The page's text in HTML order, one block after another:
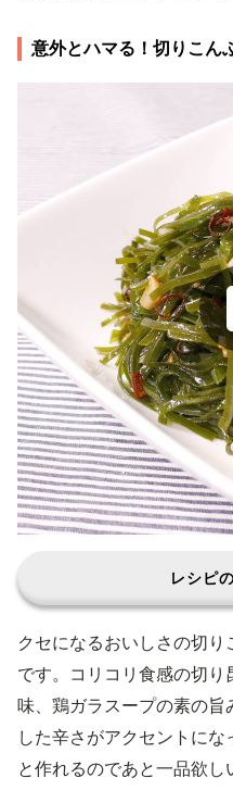
意外とハマる！切りこん
レシピ
クセになるおいしさの切
です。コリコリ食感の切
味、鶏ガラスープの素の旨
した辛さがアクセントに
と作れるのであと一品欲し